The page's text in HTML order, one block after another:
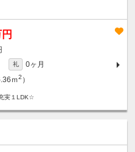
礼
0ヶ月
ｍ2 ）
実１LDK☆